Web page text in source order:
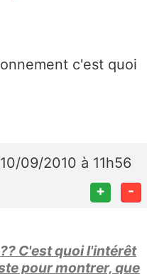
c'est quoi
09/2010 à 11h56
+ -
C'est quoi l'intérêt
pour montrer, que